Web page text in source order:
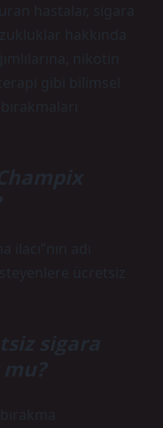
hastalar, sigara
hakkında
nikotin
gibi bilimsel
adı
ücretsiz
sigara